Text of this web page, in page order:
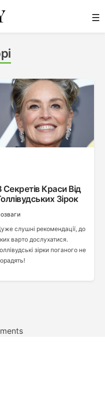
☰
Секретів Краси Від
Зірок
слушні рекомендації, до
варто дослухатися.
зірки поганого не